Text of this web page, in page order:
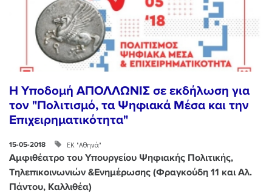
Η Υποδομή ΑΠΟΛΛΩΝΙΣ σε εκδήλωση για
τον "Πολιτισμό, τα Ψηφιακά Μέσα και την
Επιχειρηματικότητα"
15-05-2018 ΕΚ "Αθηνά"
Αμφιθέατρο του Υπουργείου Ψηφιακής Πολιτικής,
Τηλεπικοινωνιών &Ενημέρωσης (Φραγκούδη 11 και Αλ.
Πάντου, Καλλιθέα)